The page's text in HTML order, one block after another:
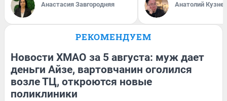
Анастасия Завгородняя Анатолий
РЕКОМЕНДУЕМ
Новости ХМАО за 5 августа: муж дает
деньги Айзе, вартовчанин оголился
возле ТЦ, откроются новые
поликлиники